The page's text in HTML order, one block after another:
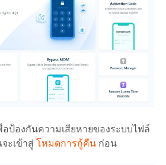
อป้องกันความเสียหายของระบบไฟล์
ะเข้าสู่โหมดการกู้คืน ก่อน